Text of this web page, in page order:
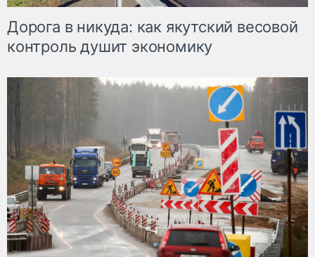
Дорога в никуда: как якутский весовой
контроль душит экономику